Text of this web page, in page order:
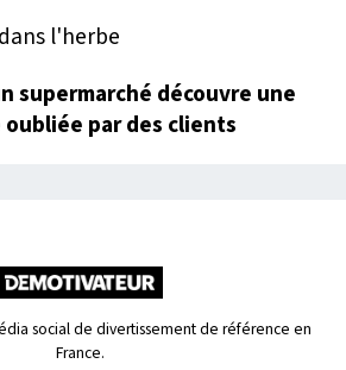
supermarché découvre une
par des clients
social de divertissement de référence en
France.